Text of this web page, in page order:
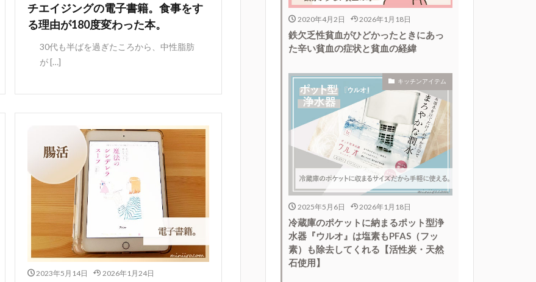
チエイジングの電子書籍。食事をす
る理由が180度変わった本。
30代も半ばを過ぎたころから、中性脂肪
が […]
2023年5月14日 2026年1月24日
2020年4月2日 2026年1月18日
鉄欠乏性貧血がひどかったときにあっ
た辛い貧血の症状と貧血の経緯
キッチンアイテム
2025年5月6日 2026年1月18日
冷蔵庫のポケットに納まるポット型浄
水器『ウルオ』は塩素もPFAS（フッ
素）も除去してくれる【活性炭・天然
石使用】